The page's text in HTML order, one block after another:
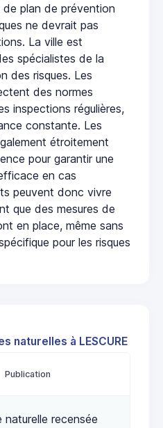
de plan de prévention
ne devrait pas
La ville est
spécialistes de la
des risques. Les
des normes
inspections régulières,
constante. Les
étroitement
pour garantir une
en cas
peuvent donc vivre
que des mesures de
en place, même sans
pour les risques
naturelles à LESCURE
Publication
recensée